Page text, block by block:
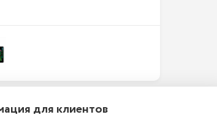
Какой срок гарантии?
для клиентов